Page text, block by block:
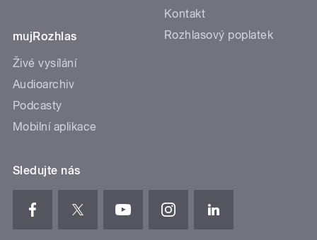
mujRozhlas
Živé vysílání
Audioarchiv
Podcasty
Mobilní aplikace
Kontakt
Rozhlasový poplatek
Sledujte nás